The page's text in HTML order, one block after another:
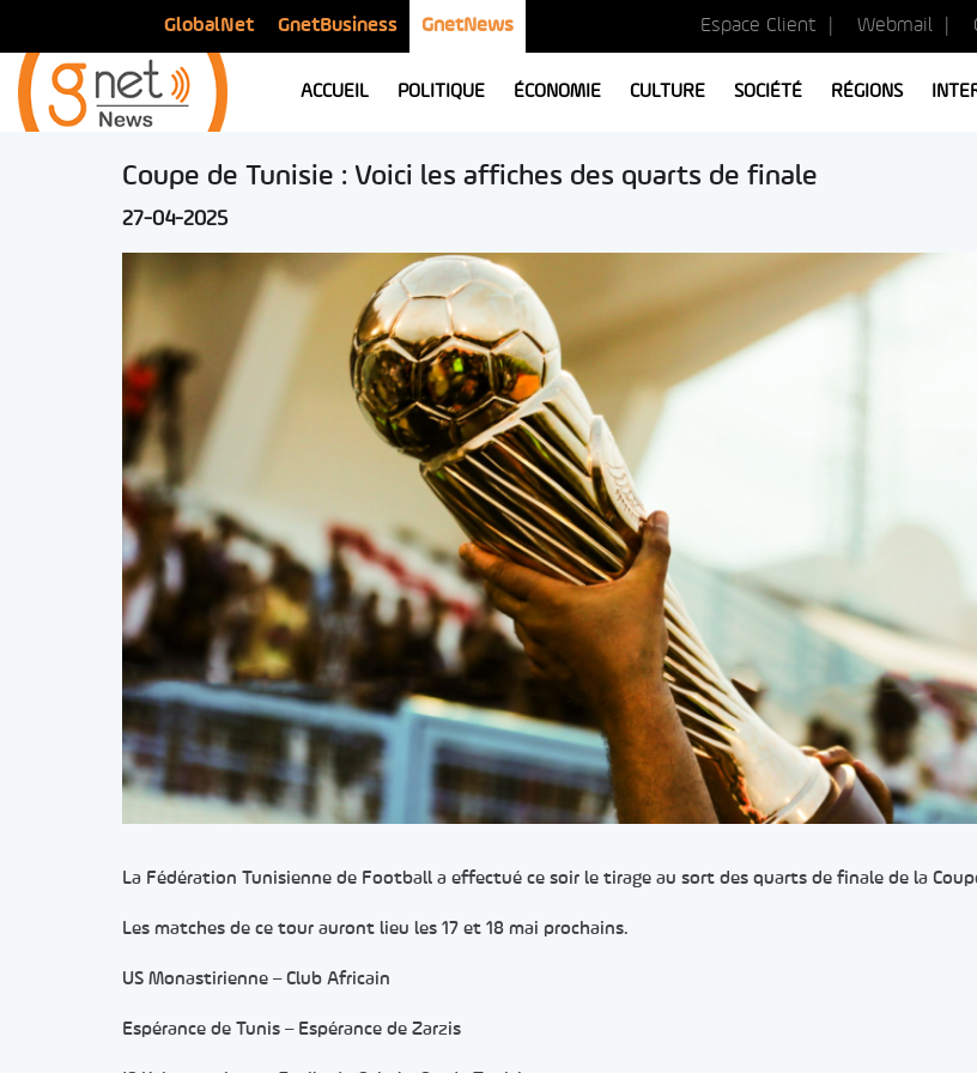
GlobalNet GnetBusiness GnetNews Espace Client Webmail
ACCUEIL POLITIQUE ÉCONOMIE CULTURE SOCIÉTÉ RÉGIONS
Coupe de Tunisie : Voici les affiches des quarts de finale
27-04-2025
La Fédération Tunisienne de Football a effectué ce soir le tirage au sort des quarts de finale de la
Les matches de ce tour auront lieu les 17 et 18 mai prochains.
US Monastirienne – Club Africain
Espérance de Tunis – Espérance de Zarzis